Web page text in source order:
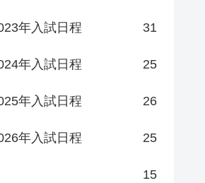
年入試日程 31
年入試日程 25
年入試日程 26
年入試日程 25
15